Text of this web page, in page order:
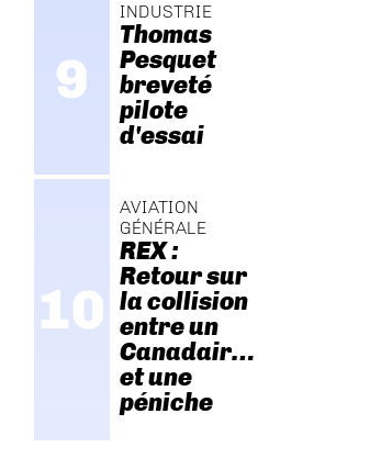
INDUSTRIE
Thomas
Pesquet
breveté
pilote
d'essai
AVIATION
GÉNÉRALE
REX :
Retour sur
la collision
entre un
Canadair…
et une
péniche